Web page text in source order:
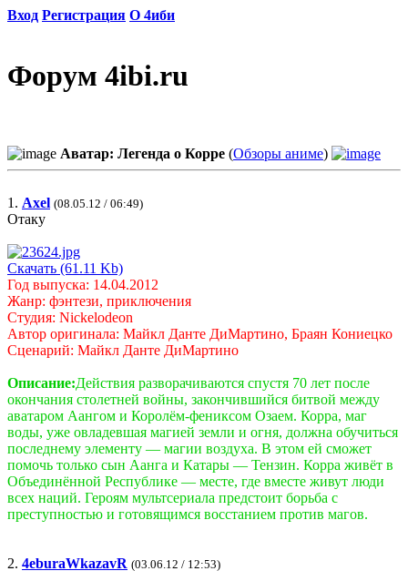
Вход Регистрация О 4иби
Форум 4ibi.ru
Аватар: Легенда о Корре (Обзоры аниме)
1. Axel (08.05.12 / 06:49)
Отаку
Скачать (61.11 Kb)
Год выпуска: 14.04.2012
Жанр: фэнтези, приключения
Студия: Nickelodeon
Автор оригинала: Майкл Данте ДиМартино, Браян Кониецко
Сценарий: Майкл Данте ДиМартино
Описание:Действия разворачиваются спустя 70 лет после
окончания столетней войны, закончившийся битвой между
аватаром Аангом и Королём-фениксом Озаем. Корра, маг
воды, уже овладевшая магией земли и огня, должна обучиться
последнему элементу — магии воздуха. В этом ей сможет
помочь только сын Аанга и Катары — Тензин. Корра живёт в
Объединённой Республике — месте, где вместе живут люди
всех наций. Героям мультсериала предстоит борьба с
преступностью и готовящимся восстанием против магов.
2. 4eburaWkazavR (03.06.12 / 12:53)